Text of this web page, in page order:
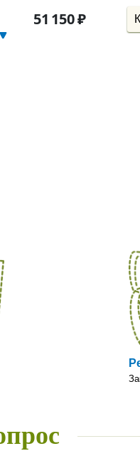
51 150₽